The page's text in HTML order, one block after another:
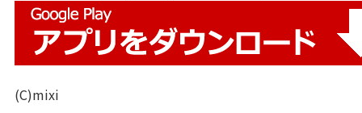
(C)mixi